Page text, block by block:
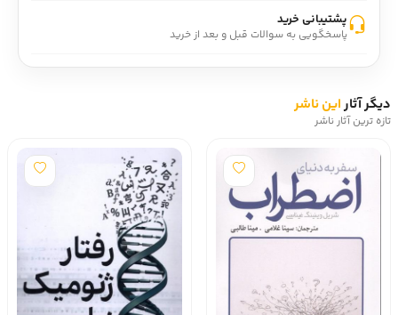
پشتیبانی خرید
پاسخگویی به سوالات قبل و بعد از خرید
دیگر آثاراین ناشر
تازه ترین آثار ناشر